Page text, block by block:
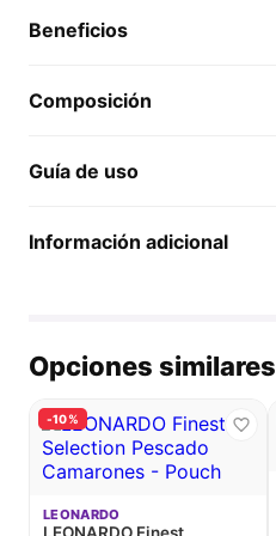
Beneficios
Composición
Guía de uso
Información adicional
Opciones similares
-10%
LEONARDO